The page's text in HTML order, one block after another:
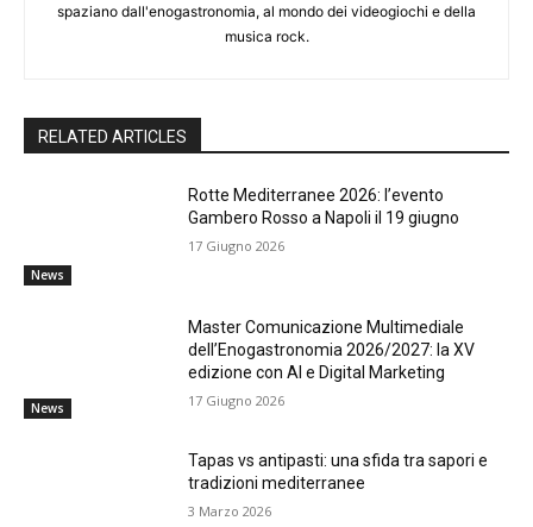
spaziano dall'enogastronomia, al mondo dei videogiochi e della
musica rock.
RELATED ARTICLES
News
Rotte Mediterranee 2026: l’evento
Gambero Rosso a Napoli il 19 giugno
17 Giugno 2026
News
Master Comunicazione Multimediale
dell’Enogastronomia 2026/2027: la XV
edizione con AI e Digital Marketing
17 Giugno 2026
Tapas vs antipasti: una sfida tra sapori e
tradizioni mediterranee
3 Marzo 2026